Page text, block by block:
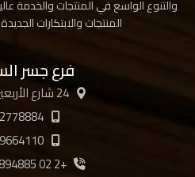
والتنوع الواسع في المنتجات والخدمة
المنتجات والابتكارات
فرع جسر
24 شارع الأربعين، القاهرة
+2 02 21894885 /6/7/8